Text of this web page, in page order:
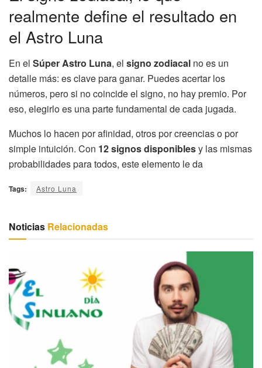
realmente define el resultado en
el Astro Luna
En el Súper Astro Luna, el signo zodiacal no es un
detalle más: es clave para ganar. Puedes acertar los
números, pero si no coincide el signo, no hay premio. Por
eso, elegirlo es una parte fundamental de cada jugada.
Muchos lo hacen por afinidad, otros por creencias o por
simple intuición. Con 12 signos disponiblesy las mismas
probabilidades para todos, este elemento le da
Tags: Astro Luna
Noticias Relacionadas